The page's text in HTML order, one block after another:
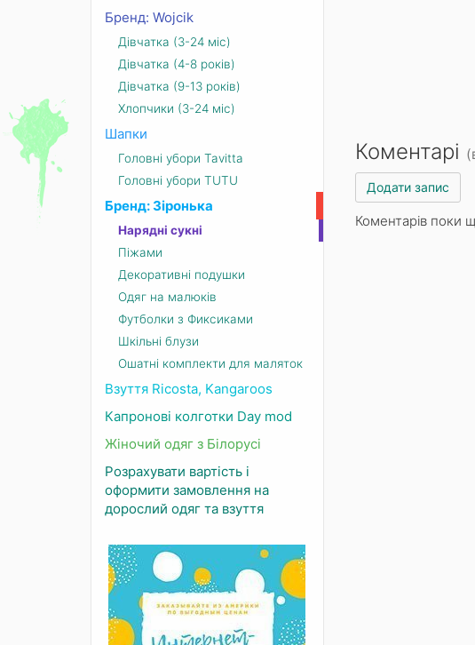
Коментарі
Додати запис
Коментарів поки
Бренд: Wojcik
Дівчатка (3-24 міс)
Дівчатка (4-8 років)
Дівчатка (9-13 років)
Хлопчики (3-24 міс)
Шапки
Головні убори Tavitta
Головні убори TUTU
Бренд: Зіронька
Нарядні сукні
Піжами
Декоративні подушки
Одяг на малюків
Футболки з Фиксиками
Шкільні блузи
Ошатні комплекти для маляток
Взуття Ricosta, Kangaroos
Капронові колготки Day mod
Жіночий одяг з Білорусі
Розрахувати вартість і
оформити замовлення на
дорослий одяг та взуття